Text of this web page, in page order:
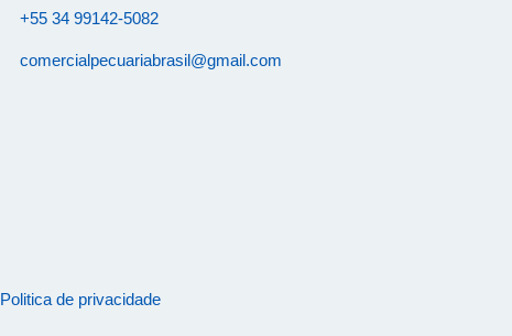
+55 34 99142-5082
comercialpecuariabrasil@gmail.com
Politica de privacidade